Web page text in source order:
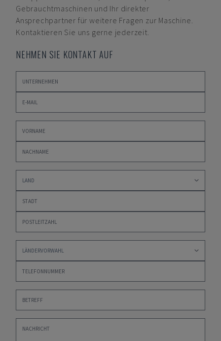
Gebrauchtmaschinen und Ihr direkter
Ansprechpartner für weitere Fragen zur Maschine.
Kontaktieren Sie uns gerne jederzeit.
NEHMEN SIE KONTAKT AUF